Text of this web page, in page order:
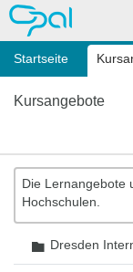
OPAL
Startseite
Kursangebote
Die Lernangebote
Hochschulen.
Ordner
Dresden